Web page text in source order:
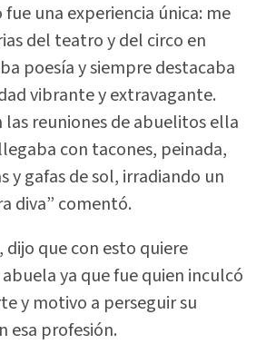
fue una experiencia única: me
del teatro y del circo en
poesía y siempre destacaba
vibrante y extravagante.
las reuniones de abuelitos ella
con tacones, peinada,
y gafas de sol, irradiando un
diva” comentó.
dijo que con esto quiere
ya que fue quien inculcó
y motivo a perseguir su
esa profesión.